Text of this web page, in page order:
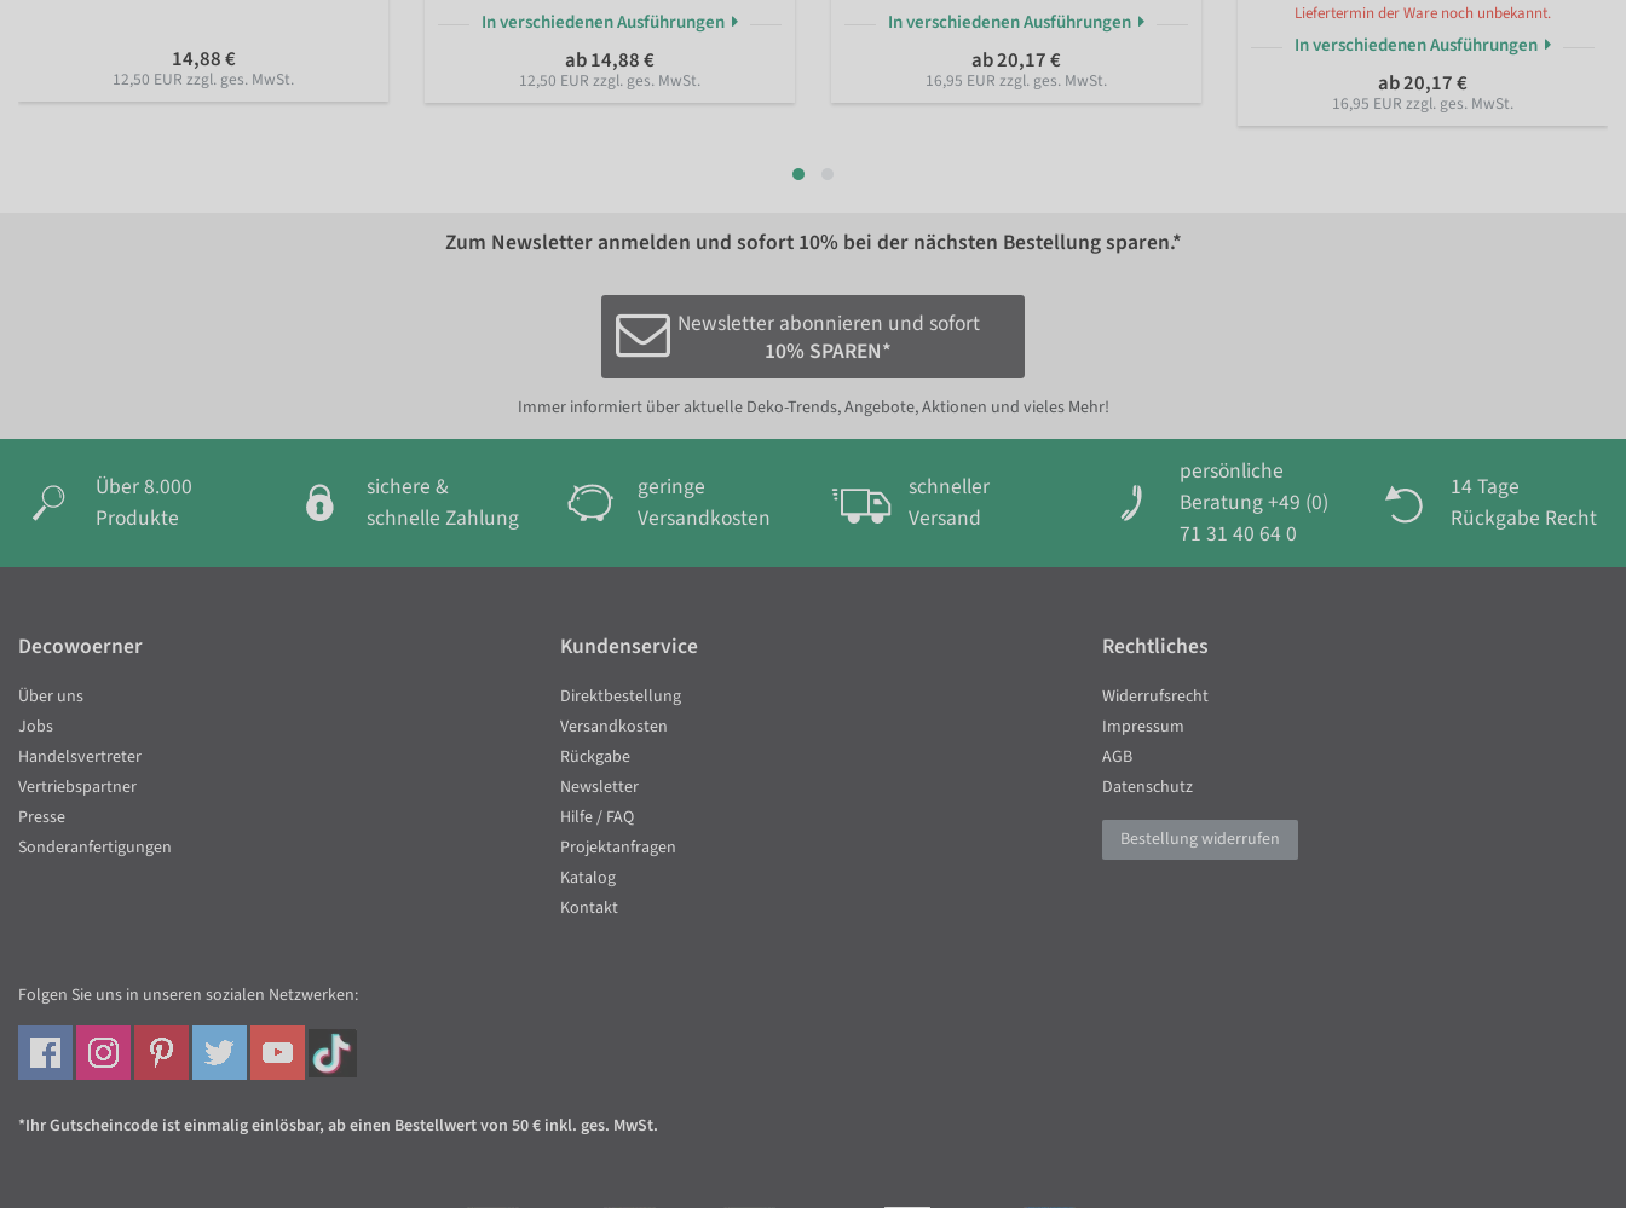
14,88 €
12,50 EUR zzgl. ges. MwSt.
In verschiedenen Ausführungen
ab 14,88 €
12,50 EUR zzgl. ges. MwSt.
In verschiedenen Ausführungen
ab 20,17 €
16,95 EUR zzgl. ges. MwSt.
Liefertermin der Ware noch unbekannt.
In verschiedenen Ausführungen
ab 20,17 €
16,95 EUR zzgl. ges. MwSt.
Zum Newsletter anmelden und sofort 10% bei der nächsten Bestellung sparen.*
Newsletter abonnieren und sofort
10% SPAREN*
Immer informiert über aktuelle Deko-Trends, Angebote, Aktionen und vieles Mehr!
Über 8.000
Produkte
sichere &
schnelle Zahlung
geringe
Versandkosten
schneller
Versand
persönliche
Beratung +49 (0)
71 31 40 64 0
14 Tage
Rückgabe Recht
Decowoerner
Über uns
Jobs
Handelsvertreter
Vertriebspartner
Presse
Sonderanfertigungen
Kundenservice
Direktbestellung
Versandkosten
Rückgabe
Newsletter
Hilfe / FAQ
Projektanfragen
Katalog
Kontakt
Rechtliches
Widerrufsrecht
Impressum
AGB
Datenschutz
Bestellung widerrufen
Folgen Sie uns in unseren sozialen Netzwerken:
*Ihr Gutscheincode ist einmalig einlösbar, ab einen Bestellwert von 50 € inkl. ges. MwSt.